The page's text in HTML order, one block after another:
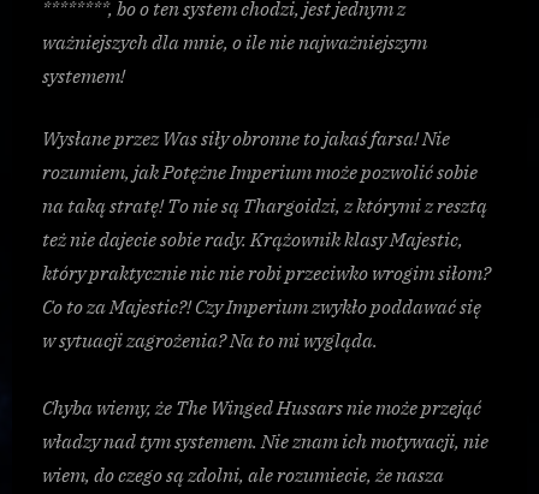
********, bo o ten system chodzi, jest jednym z
ważniejszych dla mnie, o ile nie najważniejszym
systemem!
Wysłane przez Was siły obronne to jakaś farsa! Nie
rozumiem, jak Potężne Imperium może pozwolić sobie
na taką stratę! To nie są Thargoidzi, z którymi z resztą
też nie dajecie sobie rady. Krążownik klasy Majestic,
który praktycznie nic nie robi przeciwko wrogim siłom?
Co to za Majestic?! Czy Imperium zwykło poddawać się
w sytuacji zagrożenia? Na to mi wygląda.
Chyba wiemy, że The Winged Hussars nie może przejąć
władzy nad tym systemem. Nie znam ich motywacji, nie
wiem, do czego są zdolni, ale rozumiecie, że nasza